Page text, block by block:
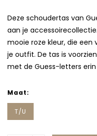
Deze schoudertas van
aan je
mooie roze kleur, die
je outfit. De tas is
met de Guess-letters erin
Maat:
T/U